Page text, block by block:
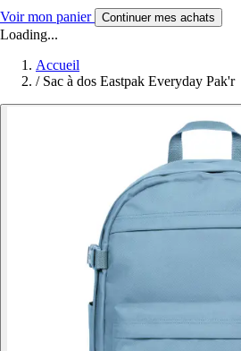
Voir mon panier Continuer mes achats
Loading...
Accueil
/ Sac à dos Eastpak Everyday Pak'r